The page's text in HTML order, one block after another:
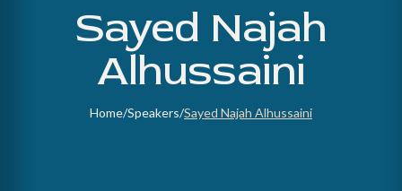
Sayed Najah
Alhussaini
Home/Speakers/Sayed Najah Alhussaini